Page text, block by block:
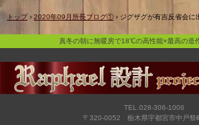
真冬の朝に無暖房で18℃の高性能×最高
トップ › 2020年09月所長ブログ① › ジグザグが有吉反省会に
真冬の朝に無暖房で18℃の高性能×最高の造
TEL.028-306-1006
〒320-0052 栃木県宇都宮市中戸祭